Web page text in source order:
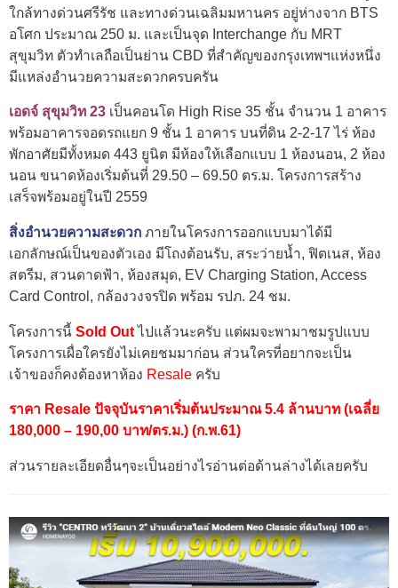
ใกล้ทางด่วนศรีรัช และทางด่วนเฉลิมมหานคร อยู่ห่างจาก BTS
อโศก ประมาณ 250 ม. และเป็นจุด Interchange กับ MRT
สุขุมวิท ตัวทำเลถือเป็นย่าน CBD ที่สำคัญของกรุงเทพฯแห่งหนึ่ง
มีแหล่งอำนวยความสะดวกครบครัน
เอดจ์ สุขุมวิท 23 เป็นคอนโด High Rise 35 ชั้น จำนวน 1 อาคาร
พร้อมอาคารจอดรถแยก 9 ชั้น 1 อาคาร บนที่ดิน 2-2-17 ไร่ ห้อง
พักอาศัยมีทั้งหมด 443 ยูนิต มีห้องให้เลือกแบบ 1 ห้องนอน, 2 ห้อง
นอน ขนาดห้องเริ่มต้นที่ 29.50 – 69.50 ตร.ม. โครงการสร้าง
เสร็จพร้อมอยู่ในปี 2559
สิ่งอำนวยความสะดวก ภายในโครงการออกแบบมาได้มี
เอกลักษณ์เป็นของตัวเอง มีโถงต้อนรับ, สระว่ายน้ำ, ฟิตเนส, ห้อง
สตรีม, สวนดาดฟ้า, ห้องสมุด, EV Charging Station, Access
Card Control, กล้องวงจรปิด พร้อม รปภ. 24 ชม.
โครงการนี้ Sold Outไปแล้วนะครับ แต่ผมจะพามาชมรูปแบบ
โครงการเผื่อใครยังไม่เคยชมมาก่อน ส่วนใครที่อยากจะเป็น
เจ้าของก็คงต้องหาห้อง Resale ครับ
ราคา Resale ปัจจุบันราคาเริ่มต้นประมาณ 5.4 ล้านบาท (เฉลี่ย
180,000 – 190,00 บาท/ตร.ม.) (ก.พ.61)
ส่วนรายละเอียดอื่นๆจะเป็นอย่างไรอ่านต่อด้านล่างได้เลยครับ